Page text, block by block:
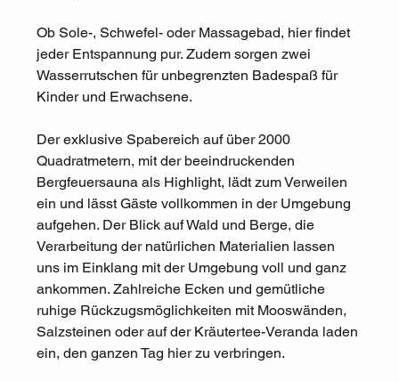
Ob Sole-, Schwefel- oder Massagebad, hier findet
jeder Entspannung pur. Zudem sorgen zwei
Wasserrutschen für unbegrenzten Badespaß für
Kinder und Erwachsene.
Der exklusive Spabereich auf über 2000
Quadratmetern, mit der beeindruckenden
Bergfeuersauna als Highlight, lädt zum Verweilen
ein und lässt Gäste vollkommen in der Umgebung
aufgehen. Der Blick auf Wald und Berge, die
Verarbeitung der natürlichen Materialien lassen
uns im Einklang mit der Umgebung voll und ganz
ankommen. Zahlreiche Ecken und gemütliche
ruhige Rückzugsmöglichkeiten mit Mooswänden,
Salzsteinen oder auf der Kräutertee-Veranda laden
ein, den ganzen Tag hier zu verbringen.